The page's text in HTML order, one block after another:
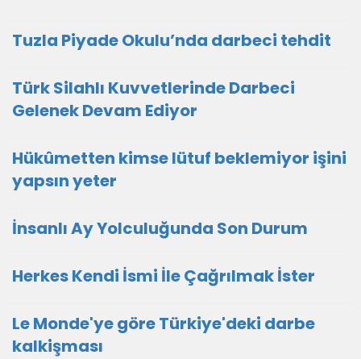
Tuzla Piyade Okulu’nda darbeci tehdit
Türk Silahlı Kuvvetlerinde Darbeci
Gelenek Devam Ediyor
Hükûmetten kimse lütuf beklemiyor işini
yapsın yeter
İnsanlı Ay Yolculuğunda Son Durum
Herkes Kendi İsmi İle Çağrılmak İster
Le Monde'ye göre Türkiye'deki darbe
kalkişması